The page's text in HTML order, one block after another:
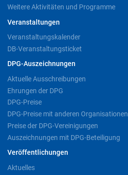
Weitere Aktivitäten und Programme
Veranstaltungen
Veranstaltungskalender
DB-Veranstaltungsticket
DPG-Auszeichnungen
Aktuelle Ausschreibungen
Ehrungen der DPG
DPG-Preise
DPG-Preise mit anderen Organisationen
Preise der DPG-Vereinigungen
Auszeichnungen mit DPG-Beteiligung
Veröffentlichungen
Aktuelles